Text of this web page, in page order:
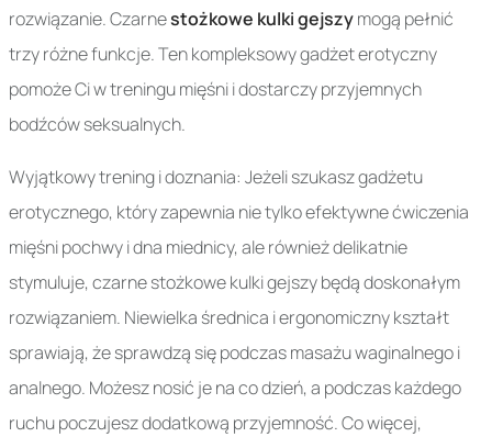
rozwiązanie. Czarnestożkowe kulki gejszymogą pełnić
trzy różne funkcje. Ten kompleksowy gadżet erotyczny
pomoże Ci w treningu mięśni i dostarczy przyjemnych
bodźców seksualnych.
Wyjątkowy trening i doznania: Jeżeli szukasz gadżetu
erotycznego, który zapewnia nie tylko efektywne ćwiczenia
mięśni pochwy i dna miednicy, ale również delikatnie
stymuluje, czarne stożkowe kulki gejszy będą doskonałym
rozwiązaniem. Niewielka średnica i ergonomiczny kształt
sprawiają, że sprawdzą się podczas masażu waginalnego i
analnego. Możesz nosić je na co dzień, a podczas każdego
ruchu poczujesz dodatkową przyjemność. Co więcej,